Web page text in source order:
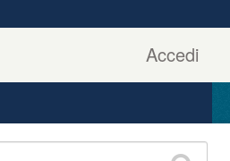
Accedi